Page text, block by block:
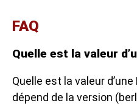
FAQ
Quelle est la valeur
Quelle est la valeur
dépend de la version